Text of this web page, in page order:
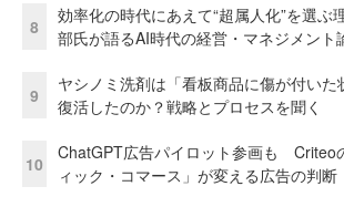
8
効率化の時代にあえて“超属人化”を選
部氏が語るAI時代の経営・マネジメント
9
ヤシノミ洗剤は「看板商品に傷が付いた
復活したのか？戦略とプロセスを聞く
10
ChatGPT広告パイロット参画も Criteo
ィック・コマース」が変える広告の判断